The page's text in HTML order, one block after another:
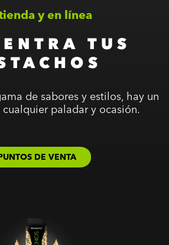
y en línea
TUS
de sabores y estilos, hay un
paladar y ocasión.
DE VENTA